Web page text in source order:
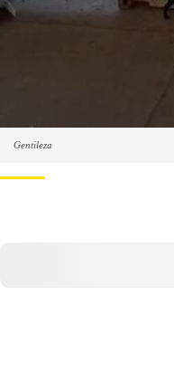
Gentileza